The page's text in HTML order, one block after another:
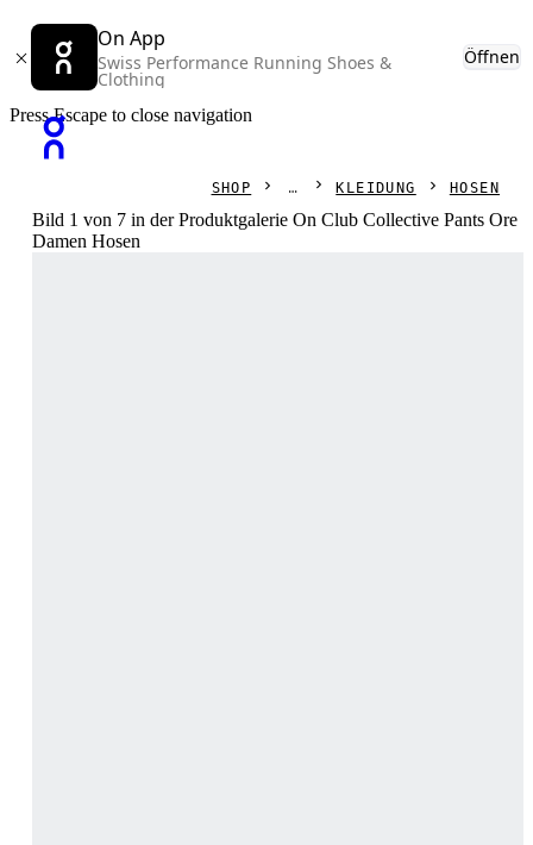
On App
Swiss Performance Running Shoes &
Clothing
Öffnen
Press Escape to close navigation
SHOP KLEIDUNG HOSEN
Bild 1 von 7 in der Produktgalerie On Club Collective Pants Ore
Damen Hosen